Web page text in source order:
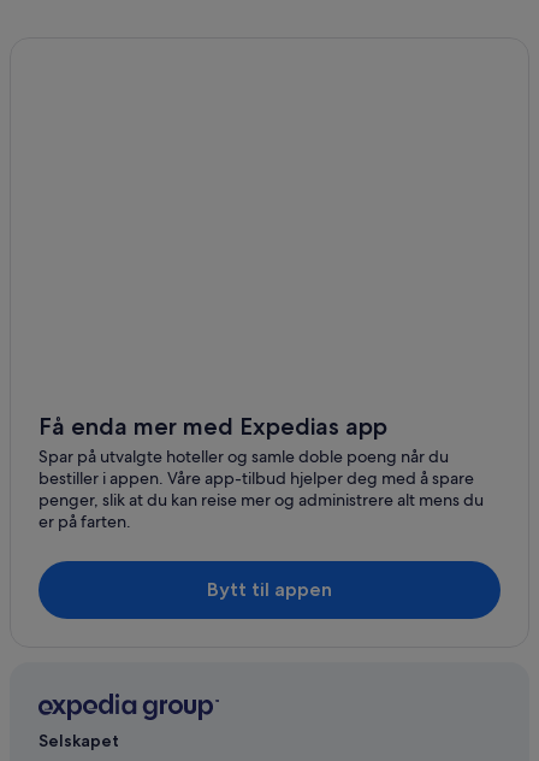
Få enda mer med Expedias app
Spar på utvalgte hoteller og samle doble poeng når du
bestiller i appen. Våre app-tilbud hjelper deg med å spare
penger, slik at du kan reise mer og administrere alt mens du
er på farten.
Bytt til appen
Selskapet